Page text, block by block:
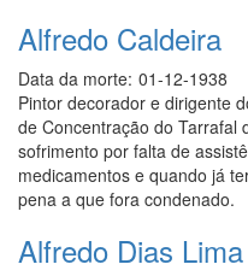
Alfredo Caldeira
Data da morte: 01-12-1938
Pintor decorador e dirigente
de Concentração do Tarrafal
sofrimento por falta de
medicamentos e quando já
pena a que fora condenado.
Alfredo Dias Lima